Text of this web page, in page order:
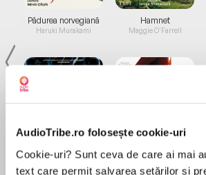
AudioTribe.ro folosește cookie-uri
Cookie-uri? Sunt ceva de care ai mai
text care permit salvarea setărilor și
Pădurea norvegiană
Haruki Murakami
de...
Dani Francis
Hamnet
Maggie O'Farrell
la...
Lauren Weisberger